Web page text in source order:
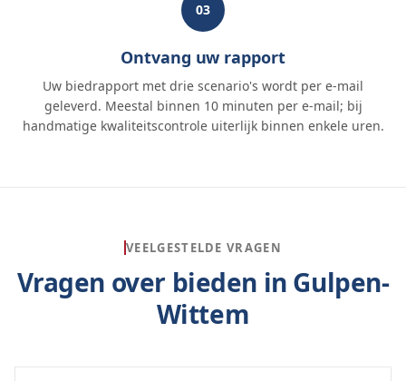
03
Ontvang uw rapport
Uw biedrapport met drie scenario's wordt per e-mail
geleverd. Meestal binnen 10 minuten per e-mail; bij
handmatige kwaliteitscontrole uiterlijk binnen enkele uren.
VEELGESTELDE VRAGEN
Vragen over bieden in Gulpen-
Wittem